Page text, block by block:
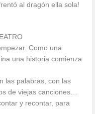
al dragón ella sola!
Como una
una historia comienza
las palabras, con las
de viejas canciones…
y recontar, para